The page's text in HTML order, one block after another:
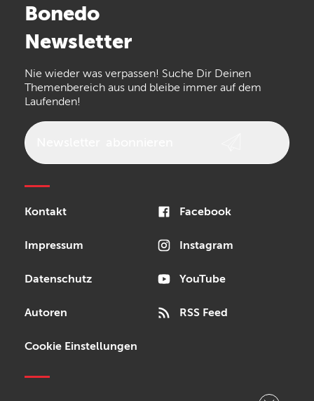
Arturia
the t.bone
Walrus Audio Epiphone
Bonedo
Newsletter
Nie wieder was verpassen! Suche Dir Deinen
Themenbereich aus und bleibe immer auf dem
Laufenden!
Kontakt
Impressum
Datenschutz
Autoren
Cookie Einstellungen
Facebook
Instagram
YouTube
RSS Feed